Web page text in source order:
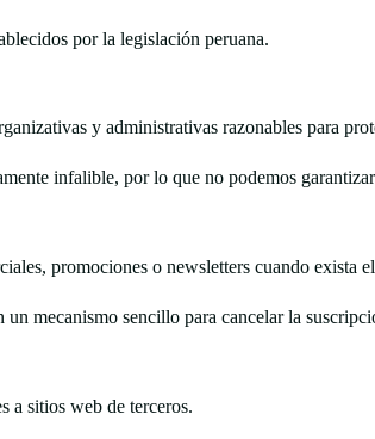
por la legislación peruana.
y administrativas razonables para
infalible, por lo que no podemos
promociones o newsletters cuando
mecanismo sencillo para cancelar la
a sitios web de terceros.